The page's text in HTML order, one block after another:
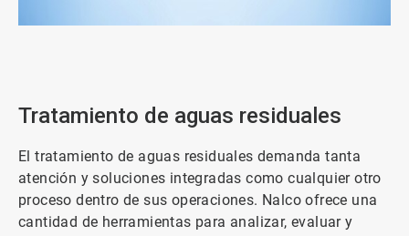
Tratamiento de aguas residuales
El tratamiento de aguas residuales demanda tanta
atención y soluciones integradas como cualquier otro
proceso dentro de sus operaciones. Nalco ofrece una
cantidad de herramientas para analizar, evaluar y